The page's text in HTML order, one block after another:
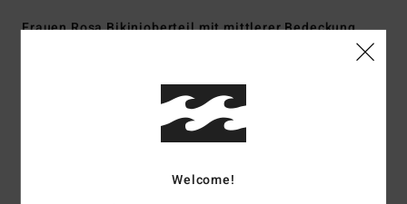
Frauen Rosa Bikinioberteil mit mittlerer Bedeckung
Tanlines-Kollektion
Welcome!